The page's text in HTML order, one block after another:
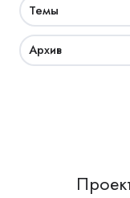
Темы
Архив